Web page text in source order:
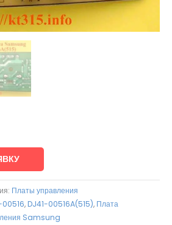
Платы управления
00516,DJ41-00516A(515), Плата
Samsung